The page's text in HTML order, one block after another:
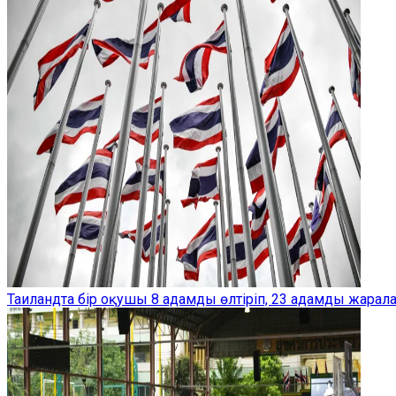
Таиландта бір оқушы 8 адамды өлтіріп, 23 адамды